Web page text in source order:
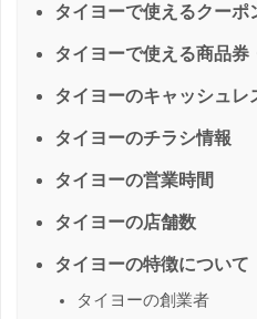
タイヨーで使えるクーポ
タイヨーで使える商品券
タイヨーのキャッシュレ
タイヨーのチラシ情報
タイヨーの営業時間
タイヨーの店舗数
タイヨーの特徴について
タイヨーの創業者